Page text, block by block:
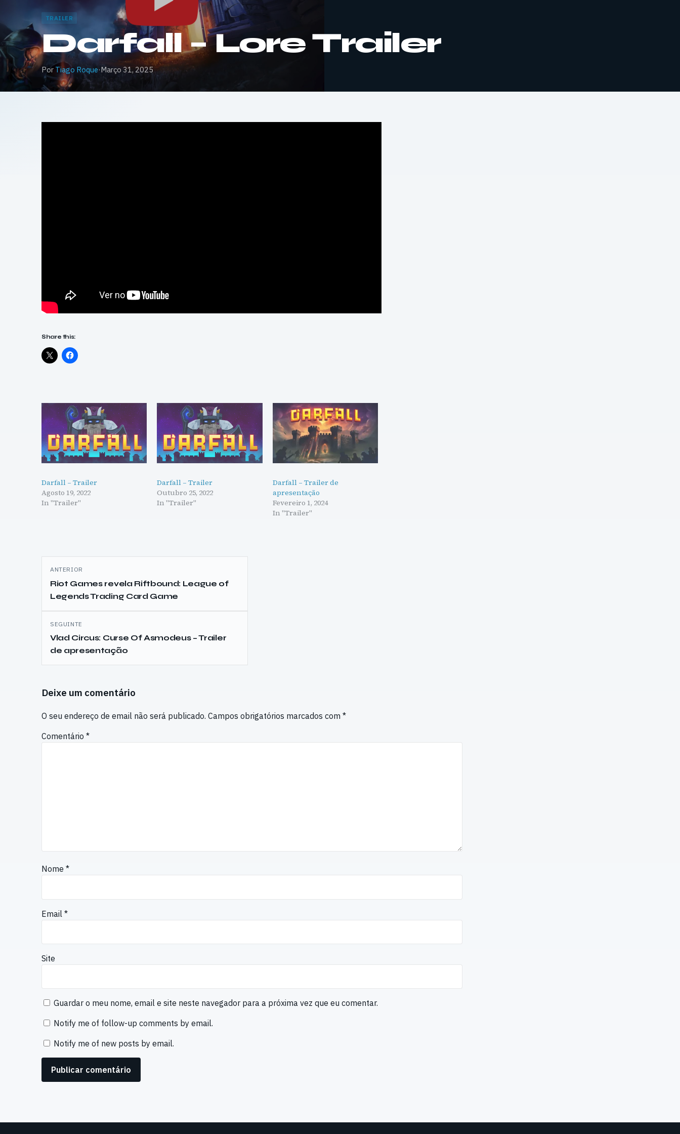
TRAILER
Darfall – Lore Trailer
Por Tiago Roque·Março 31, 2025
Share this:
Darfall – Trailer
Agosto 19, 2022
In "Trailer"
Darfall – Trailer
Outubro 25, 2022
In "Trailer"
Darfall – Trailer de
apresentação
Fevereiro 1, 2024
In "Trailer"
Navegação
de
artigos
ANTERIOR
Riot Games revela Riftbound: League of
Legends Trading Card Game
SEGUINTE
Vlad Circus: Curse Of Asmodeus – Trailer
de apresentação
Deixe um comentário
O seu endereço de email não será publicado. Campos obrigatórios marcados com *
Comentário *
Nome *
Email *
Site
Guardar o meu nome, email e site neste navegador para a próxima vez que eu comentar.
Notify me of follow-up comments by email.
Notify me of new posts by email.